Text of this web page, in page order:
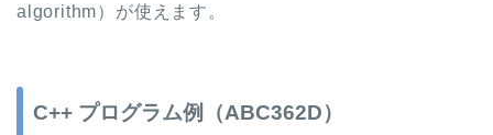
algorithm）が使えます。
C++ プログラム例（ABC362D）